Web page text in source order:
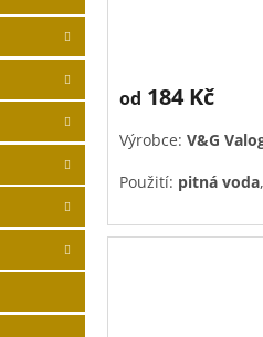
od 184 Kč
Výrobce: V&G
Použití: pitná voda,